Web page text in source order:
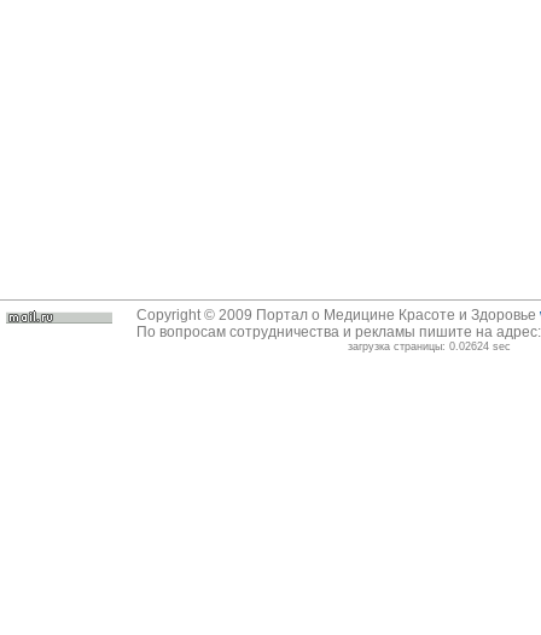
Copyright © 2009 Портал о Медицине Красоте и Здоровье
По вопросам сотрудничества и рекламы пишите на
загрузка страницы: 0.02624 sec